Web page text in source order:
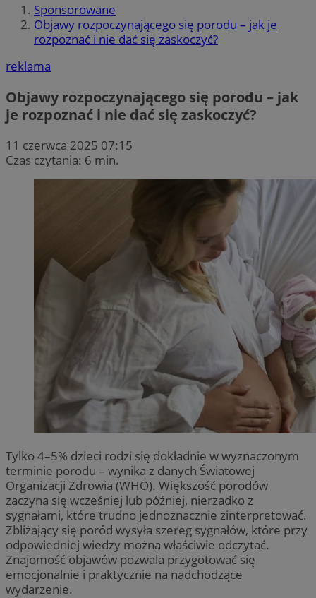
Sponsorowane
Objawy rozpoczynającego się porodu – jak je
rozpoznać i nie dać się zaskoczyć?
reklama
Objawy rozpoczynającego się porodu – jak
je rozpoznać i nie dać się zaskoczyć?
11 czerwca 2025 07:15
Czas czytania: 6 min.
Tylko 4–5% dzieci rodzi się dokładnie w wyznaczonym
terminie porodu – wynika z danych Światowej
Organizacji Zdrowia (WHO). Większość porodów
zaczyna się wcześniej lub później, nierzadko z
sygnałami, które trudno jednoznacznie zinterpretować.
Zbliżający się poród wysyła szereg sygnałów, które przy
odpowiedniej wiedzy można właściwie odczytać.
Znajomość objawów pozwala przygotować się
emocjonalnie i praktycznie na nadchodzące
wydarzenie.